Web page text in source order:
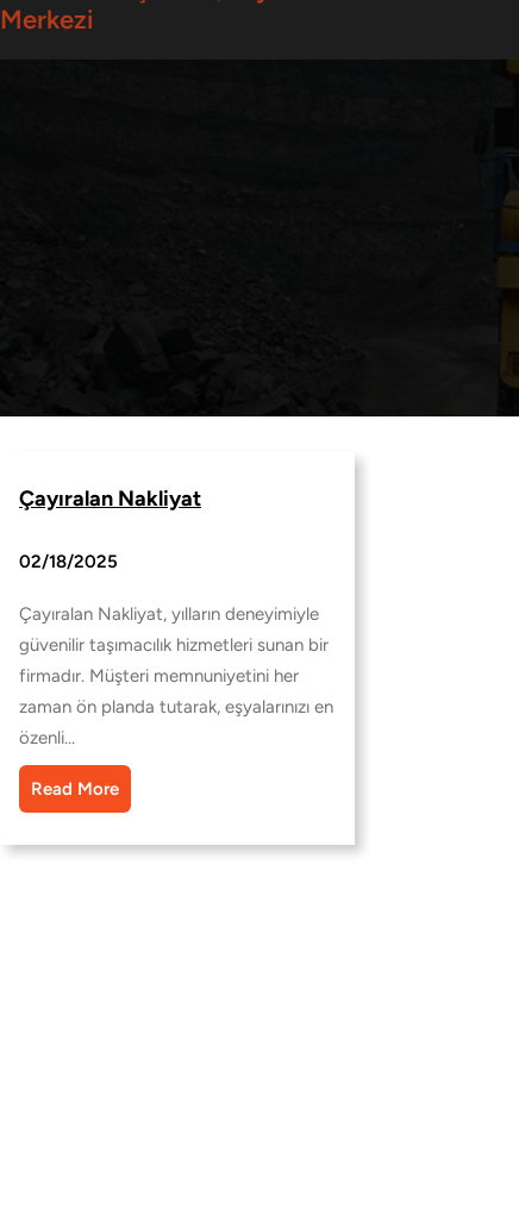
Merkezi
Çayıralan Nakliyat
02/18/2025
Çayıralan Nakliyat, yılların deneyimiyle
güvenilir taşımacılık hizmetleri sunan bir
firmadır. Müşteri memnuniyetini her
zaman ön planda tutarak, eşyalarınızı en
özenli…
Read More